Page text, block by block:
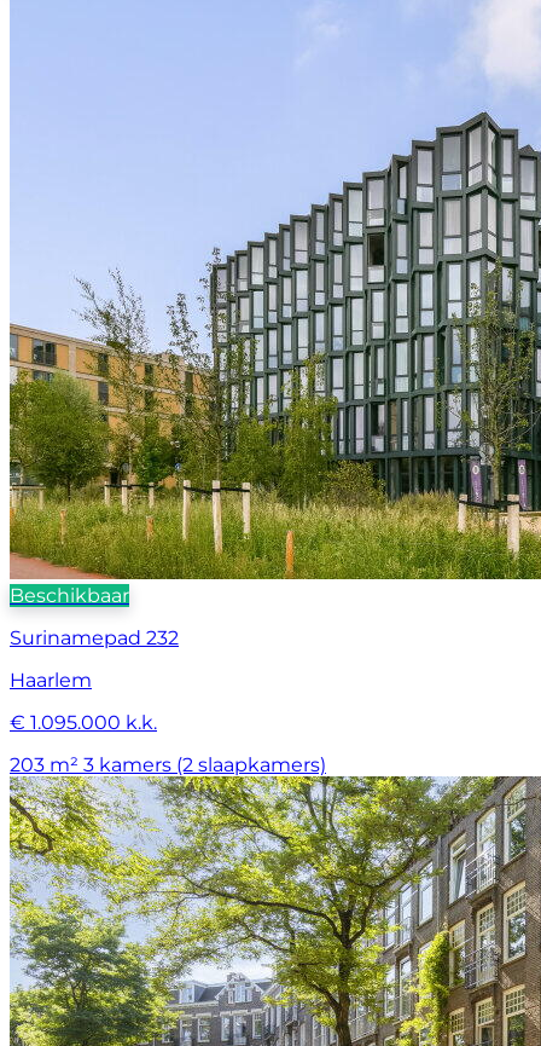
Beschikbaar
Surinamepad 232
Haarlem
€ 1.095.000 k.k.
203 m² 3 kamers (2 slaapkamers)